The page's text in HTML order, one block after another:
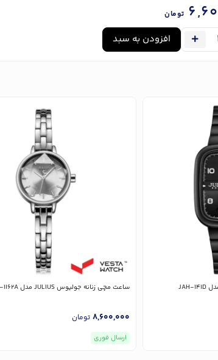
تومان
افزودن به سبد
ساعت مچی زنانه جولیوس JULIUS مدل JA-1162A
8,600,000 تومان
ارسال فوری